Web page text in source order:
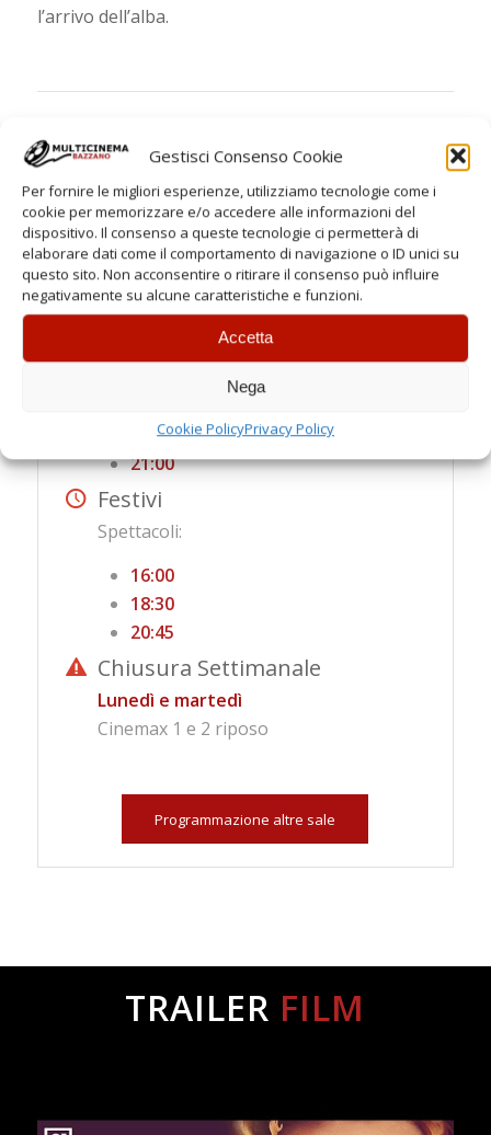
Gestisci Consenso Cookie
Per fornire le migliori esperienze, utilizziamo tecnologie come i
cookie per memorizzare e/o accedere alle informazioni del
dispositivo. Il consenso a queste tecnologie ci permetterà di
elaborare dati come il comportamento di navigazione o ID unici su
questo sito. Non acconsentire o ritirare il consenso può influire
negativamente su alcune caratteristiche e funzioni.
Accetta
Nega
Cookie PolicyPrivacy Policy
l’arrivo dell’alba.
ORARI
Feriali
Spettacoli:
Sabato
18:40
21:00
Festivi
Spettacoli:
16:00
18:30
20:45
Chiusura Settimanale
Lunedì e martedì
Cinemax 1 e 2 riposo
Programmazione altre sale
TRAILER FILM